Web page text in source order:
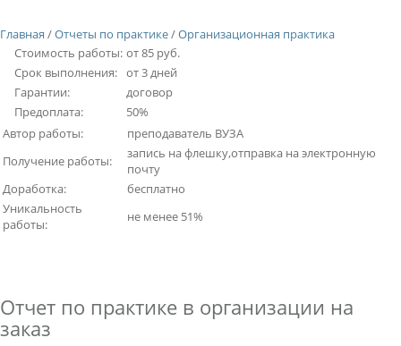
Главная /Отчеты по практике/Организационная практика
Стоимость работы: от 85 руб.
Срок выполнения: от 3 дней
Гарантии:
договор
Предоплата:
50%
Автор работы:
преподаватель ВУЗА
Получение работы:
запись на флешку,отправка на электронную
почту
Доработка:
бесплатно
Уникальность
работы:
не менее 51%
Отчет по практике в организации на
заказ